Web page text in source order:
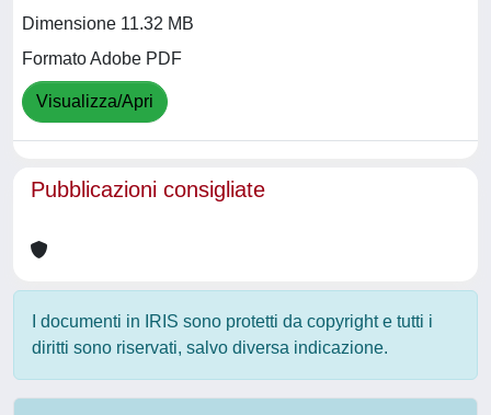
Dimensione 11.32 MB
Formato Adobe PDF
Visualizza/Apri
Pubblicazioni consigliate
I documenti in IRIS sono protetti da copyright e tutti i
diritti sono riservati, salvo diversa indicazione.